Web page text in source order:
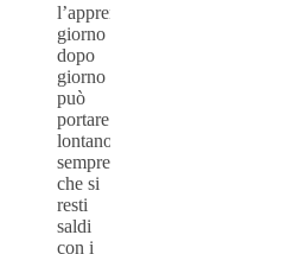
l’apprendimento
giorno
dopo
giorno
può
portare
lontano,
sempre
che si
resti
saldi
con i